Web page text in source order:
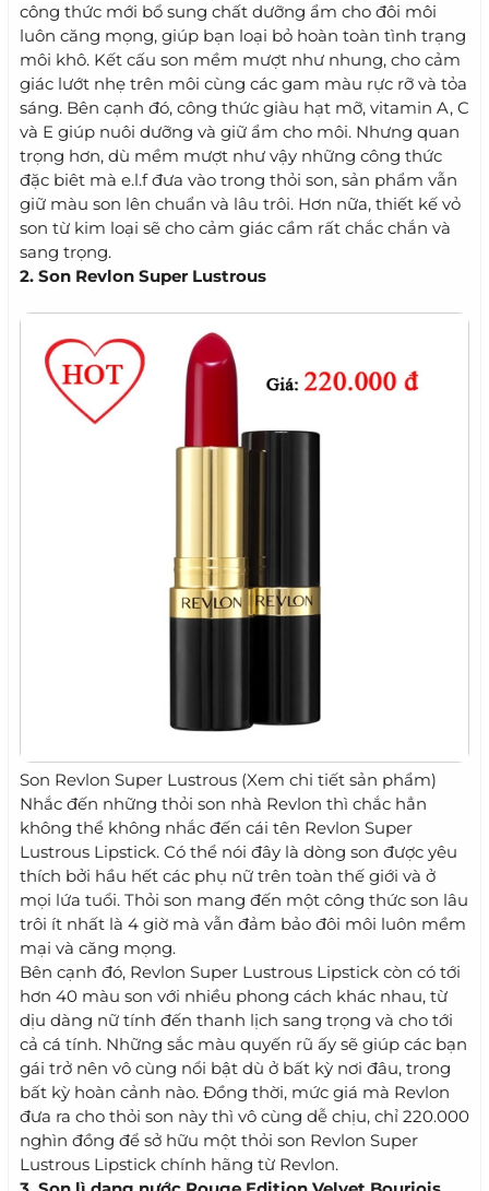
công thức mới bổ sung chất dưỡng ẩm cho đôi môi
luôn căng mọng, giúp bạn loại bỏ hoàn toàn tình trạng
môi khô. Kết cấu son mềm mượt như nhung, cho cảm
giác lướt nhẹ trên môi cùng các gam màu rực rỡ và tỏa
sáng. Bên cạnh đó, công thức giàu hạt mỡ, vitamin A, C
và E giúp nuôi dưỡng và giữ ẩm cho môi. Nhưng quan
trọng hơn, dù mềm mượt như vậy những công thức
đặc biêt mà e.l.f đưa vào trong thỏi son, sản phẩm vẫn
giữ màu son lên chuẩn và lâu trôi. Hơn nữa, thiết kế vỏ
son từ kim loại sẽ cho cảm giác cầm rất chắc chắn và
sang trọng.
2. Son Revlon Super Lustrous
Son Revlon Super Lustrous (Xem chi tiết sản phẩm)
Nhắc đến những thỏi son nhà Revlon thì chắc hẳn
không thể không nhắc đến cái tên Revlon Super
Lustrous Lipstick. Có thể nói đây là dòng son được yêu
thích bởi hầu hết các phụ nữ trên toàn thế giới và ở
mọi lứa tuổi. Thỏi son mang đến một công thức son lâu
trôi ít nhất là 4 giờ mà vẫn đảm bảo đôi môi luôn mềm
mại và căng mọng.
Bên cạnh đó, Revlon Super Lustrous Lipstick còn có tới
hơn 40 màu son với nhiều phong cách khác nhau, từ
dịu dàng nữ tính đến thanh lịch sang trọng và cho tới
cả cá tính. Những sắc màu quyến rũ ấy sẽ giúp các bạn
gái trở nên vô cùng nổi bật dù ở bất kỳ nơi đâu, trong
bất kỳ hoàn cảnh nào. Đồng thời, mức giá mà Revlon
đưa ra cho thỏi son này thì vô cùng dễ chịu, chỉ 220.000
nghìn đồng để sở hữu một thỏi son Revlon Super
Lustrous Lipstick chính hãng từ Revlon.